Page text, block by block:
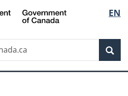
Passer
au
principal
Passer
à
Au
du
Passer
à
version
simplifiée
de
la
EN